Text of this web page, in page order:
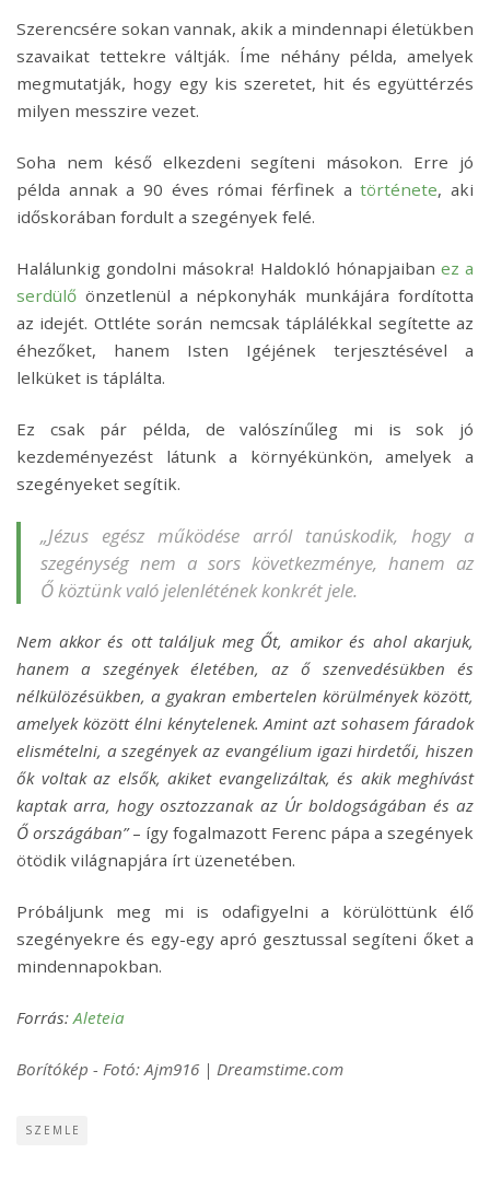
Szerencsére sokan vannak, akik a mindennapi életükben
szavaikat tettekre váltják. Íme néhány példa, amelyek
megmutatják, hogy egy kis szeretet, hit és együttérzés
milyen messzire vezet.
Soha nem késő elkezdeni segíteni másokon. Erre jó
példa annak a 90 éves római férfinek atörténete, aki
időskorában fordult a szegények felé.
Halálunkig gondolni másokra! Haldokló hónapjaiban ez a
serdülő önzetlenül a népkonyhák munkájára fordította
az idejét. Ottléte során nemcsak táplálékkal segítette az
éhezőket, hanem Isten Igéjének terjesztésével a
lelküket is táplálta.
Ez csak pár példa, de valószínűleg mi is sok jó
kezdeményezést látunk a környékünkön, amelyek a
szegényeket segítik.
„Jézus egész működése arról tanúskodik, hogy a
szegénység nem a sors következménye, hanem az
Ő köztünk való jelenlétének konkrét jele.
Nem akkor és ott találjuk meg Őt, amikor és ahol akarjuk,
hanem a szegények életében, az ő szenvedésükben és
nélkülözésükben, a gyakran embertelen körülmények között,
amelyek között élni kénytelenek. Amint azt sohasem fáradok
elismételni, a szegények az evangélium igazi hirdetői, hiszen
ők voltak az elsők, akiket evangelizáltak, és akik meghívást
kaptak arra, hogy osztozzanak az Úr boldogságában és az
Ő országában”– így fogalmazott Ferenc pápa a szegények
ötödik világnapjára írt üzenetében.
Próbáljunk meg mi is odafigyelni a körülöttünk élő
szegényekre és egy-egy apró gesztussal segíteni őket a
mindennapokban.
Forrás:Aleteia
Borítókép - Fotó: Ajm916 | Dreamstime.com
SZEMLE